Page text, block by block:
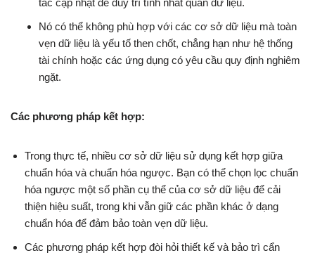
tác cập nhật để duy trì tính nhất quán dữ liệu.
Nó có thể không phù hợp với các cơ sở dữ liệu mà toàn
vẹn dữ liệu là yếu tố then chốt, chẳng hạn như hệ thống
tài chính hoặc các ứng dụng có yêu cầu quy định nghiêm
ngặt.
Các phương pháp kết hợp:
Trong thực tế, nhiều cơ sở dữ liệu sử dụng kết hợp giữa
chuẩn hóa và chuẩn hóa ngược. Bạn có thể chọn lọc chuẩn
hóa ngược một số phần cụ thể của cơ sở dữ liệu để cải
thiện hiệu suất, trong khi vẫn giữ các phần khác ở dạng
chuẩn hóa để đảm bảo toàn vẹn dữ liệu.
Các phương pháp kết hợp đòi hỏi thiết kế và bảo trì cẩn